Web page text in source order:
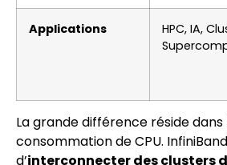
Applications
HPC, IA,
La grande différence réside
consommation de CPU.
d’interconnecter des clusters